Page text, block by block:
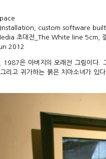
Installation, custom software built
초대전_The White line 5cm,
2012
은 아버지의 오래전 그림이다.
리고 귀가하는 붉은 치마소녀가 있